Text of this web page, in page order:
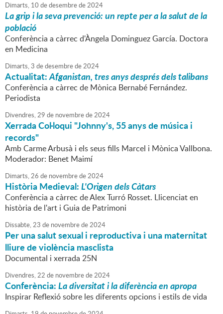
Dimarts, 10 dedesembrede2024
La grip i la seva prevenció: un repte per a la salut de la
població
Conferència a càrrec d'Àngela Dominguez García. Doctora
en Medicina
Dimarts,3 dedesembrede2024
Actualitat:Afganistan, tres anys després dels talibans
Conferència a càrrec de Mònica Bernabé Fernández.
Periodista
Divendres,29 de novembrede2024
Xerrada Col·loqui "Johnny's, 55 anys de música i
records"
Amb Carme Arbusà i els seus fills Marcel i Mònica Vallbona.
Moderador: Benet Maimí
Dimarts,26 de novembrede2024
Història Medieval:L'Origen dels Càtars
Conferència a càrrec de Alex Turró Rosset. Llicenciat en
història de l'art i Guia de Patrimoni
Dissabte,23 de novembrede2024
Per una salut sexual i reproductiva i una maternitat
lliure de violència masclista
Documental i xerrada 25N
Divendres,22 de novembrede2024
Conferència:La diversitat i la diferència en apropa
Inspirar Reflexió sobre les diferents opcions i estils de vida